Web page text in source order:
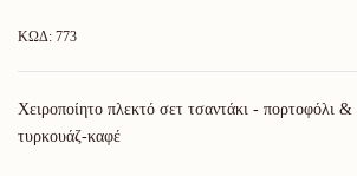
ΚΩΔ: 773
Χειροποίητο πλεκτό σετ τσαντάκι - πορτοφόλι
τυρκουάζ-καφέ